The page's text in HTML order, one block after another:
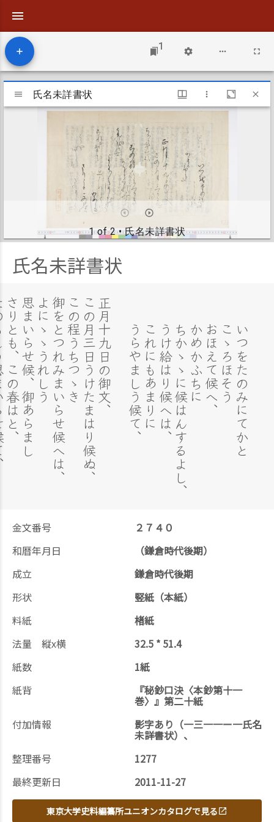
1
Mirador
viewer 氏名未詳書状
1 of 2• 氏名未詳書状
氏名未詳書状
氏名未詳書状
いつをたのみにてかと
こゝろほそう
おほえて候へ、
かめかふちに
ちかゝゝに候はんするよし、
うけ給はり候へは、
これにもあまりに
うらやましう候て、
正月十九日の御文、
この月三日うけたまはり候ぬ、
この程うちつゝき
御をとつれみまいらせ候へは、
よにゝゝうれしう
思まいらせ候、御あらまし
さりとも、この春はと、
て、
金文番号
２７４０
和暦年月日
（鎌倉時代後期）
成立
鎌倉時代後期
形状
竪紙（本紙）
料紙
楮紙
法量 縦x横
32.5 * 51.4
紙数
1紙
紙背
『秘鈔口決〈本鈔第十一
巻〉』第二十紙
付加情報
影字あり（一三一一ー一氏名
未詳書状）、
整理番号
1277
最終更新日
2011-11-27
東京大学史料編纂所ユニオンカタログで見る